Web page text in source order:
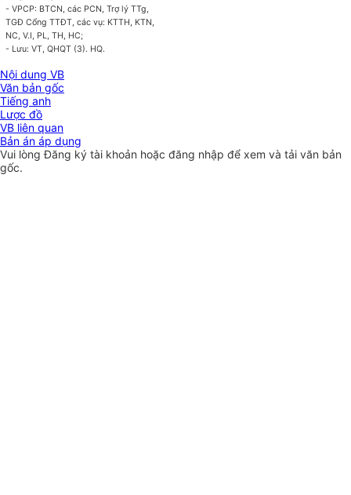
- VPCP: BTCN, các PCN, Trợ lý TTg,
TGĐ Cổng TTĐT, các vụ: KTTH, KTN,
NC, V.I, PL, TH, HC;
- Lưu: VT, QHQT (3). HQ.
Nội dung VB
Văn bản gốc
Tiếng anh
Lược đồ
VB liên quan
Bản án áp dụng
Vui lòngĐăng ký tài khoản hoặc đăng nhập để xem và tải văn bản
gốc.